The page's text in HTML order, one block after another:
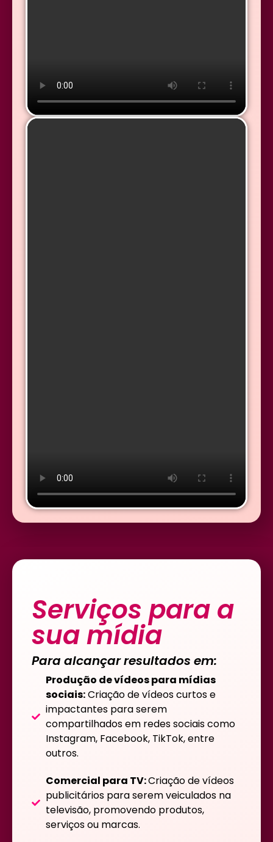
Serviços para a
sua mídia
Para alcançar resultados em:
Produção de vídeos para mídias
sociais:Criação de vídeos curtos e
impactantes para serem
compartilhados em redes sociais como
Instagram, Facebook, TikTok, entre
outros.
Comercial para TV:Criação de vídeos
publicitários para serem veiculados na
televisão, promovendo produtos,
serviços ou marcas.